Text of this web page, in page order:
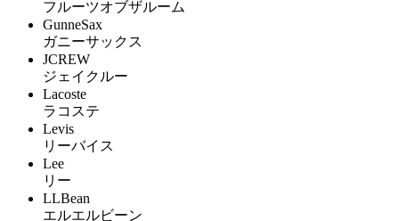
フルーツオブザルーム
GunneSax
ガニーサックス
JCREW
ジェイクルー
Lacoste
ラコステ
Levis
リーバイス
Lee
リー
LLBean
エルエルビーン